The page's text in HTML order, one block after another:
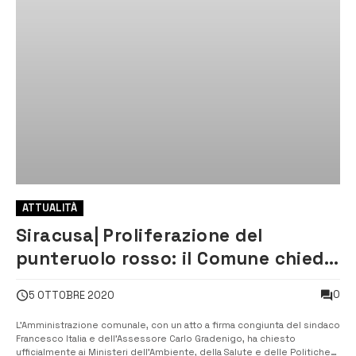
ATTUALITÀ
Siracusa| Proliferazione del
punteruolo rosso: il Comune chiede
5 OTTOBRE 2020 0
L’Amministrazione comunale, con un atto a firma congiunta del sindaco
Francesco Italia e dell’Assessore Carlo Gradenigo, ha chiesto
ufficialmente ai Ministeri dell’Ambiente, della Salute e delle Politiche